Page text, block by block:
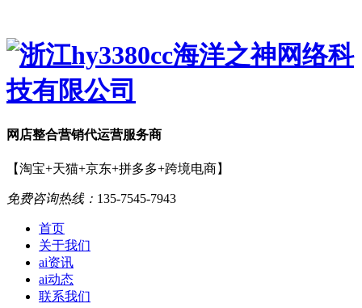
网店整合营销代运营服务商
【淘宝+天猫+京东+拼多多+跨境电商】
免费咨询热线： 135-7545-7943
首页
关于我们
ai资讯
ai动态
联系我们